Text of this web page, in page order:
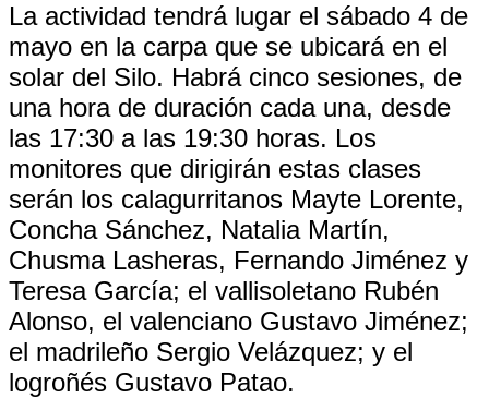
La actividad tendrá lugar el sábado 4 de
mayo en la carpa que se ubicará en el
solar del Silo. Habrá cinco sesiones, de
una hora de duración cada una, desde
las 17:30 a las 19:30 horas. Los
monitores que dirigirán estas clases
serán los calagurritanos Mayte Lorente,
Concha Sánchez, Natalia Martín,
Chusma Lasheras, Fernando Jiménez y
Teresa García; el vallisoletano Rubén
Alonso, el valenciano Gustavo Jiménez;
el madrileño Sergio Velázquez; y el
logroñés Gustavo Patao.